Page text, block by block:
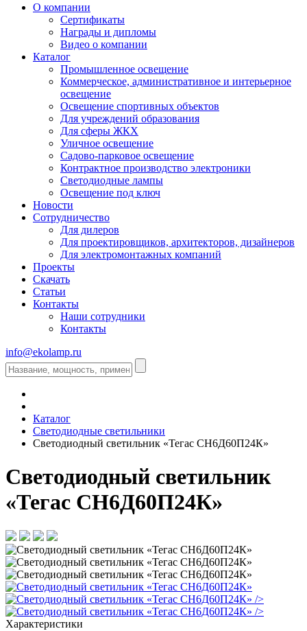
О компании
Сертификаты
Награды и дипломы
Видео о компании
Каталог
Промышленное освещение
Коммерческое, административное и интерьерное
освещение
Освещение спортивных объектов
Для учреждений образования
Для сферы ЖКХ
Уличное освещение
Садово-парковое освещение
Контрактное производство электроники
Светодиодные лампы
Освещение под ключ
Новости
Сотрудничество
Для дилеров
Для проектировщиков, архитекторов, дизайнеров
Для электромонтажных компаний
Проекты
Скачать
Статьи
Контакты
Наши сотрудники
Контакты
info@ekolamp.ru
Каталог
Светодиодные светильники
Светодиодный светильник «Тегас СН6Д60П24К»
Светодиодный светильник
«Тегас СН6Д60П24К»
/>
/>
Характеристики